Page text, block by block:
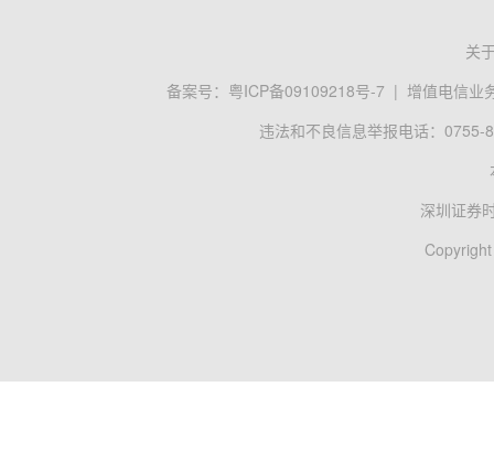
关
备案号： 粤ICP备09109218号-7 | 增值电信业
违法和不良信息举报电话：0755-
深圳证券